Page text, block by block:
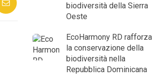
biodiversità della Sierra
Oeste
EcoHarmony RD rafforza
la conservazione della
biodiversità nella
Repubblica Dominicana